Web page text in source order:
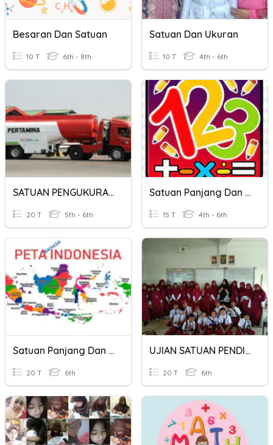
Besaran Dan Satuan
10 T 6th - 8th
Satuan Dan Ukuran
10 T 4th - 6th
SATUAN PENGUKURAN BAGIAN 2
20 T 5th - 6th
Satuan Panjang Dan Berat
15 T 4th - 6th
Satuan Panjang Dan Slaka
20 T 6th
UJIAN SATUAN PENDIDIKAN
20 T 6th